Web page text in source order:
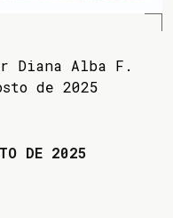
Diana Alba F.
de 2025
DE 2025